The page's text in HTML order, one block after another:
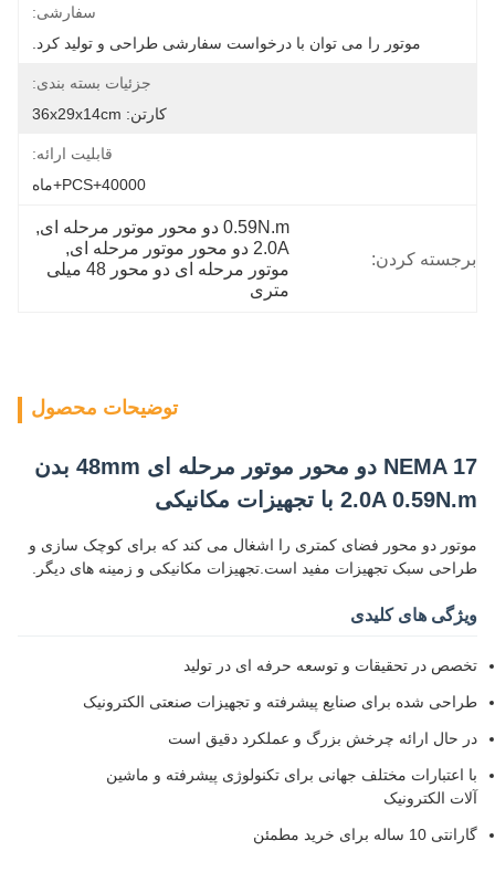
سفارشی:
موتور را می توان با درخواست سفارشی طراحی و تولید کرد.
جزئیات بسته بندی:
کارتن: 36x29x14cm
قابلیت ارائه:
40000+PCS+ماه
برجسته کردن:
0.59N.m دو محور موتور مرحله ای
,
2.0A دو محور موتور مرحله ای
,
موتور مرحله ای دو محور 48 میلی
متری
توضیحات محصول
NEMA 17 دو محور موتور مرحله ای 48mm بدن
2.0A 0.59N.m با تجهیزات مکانیکی
موتور دو محور فضای کمتری را اشغال می کند که برای کوچک سازی و
طراحی سبک تجهیزات مفید است.تجهیزات مکانیکی و زمینه های دیگر.
ویژگی های کلیدی
تخصص در تحقیقات و توسعه حرفه ای در تولید
طراحی شده برای صنایع پیشرفته و تجهیزات صنعتی الکترونیک
در حال ارائه چرخش بزرگ و عملکرد دقیق است
با اعتبارات مختلف جهانی برای تکنولوژی پیشرفته و ماشین
آلات الکترونیک
گارانتی 10 ساله برای خرید مطمئن